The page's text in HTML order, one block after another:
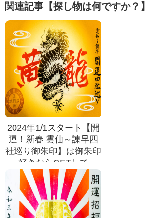
関連記事【探し物は何ですか？】
2024年1/1スタート【開
運！新春 雲仙～諫早四
社巡り御朱印】は御朱印
好きならGETして